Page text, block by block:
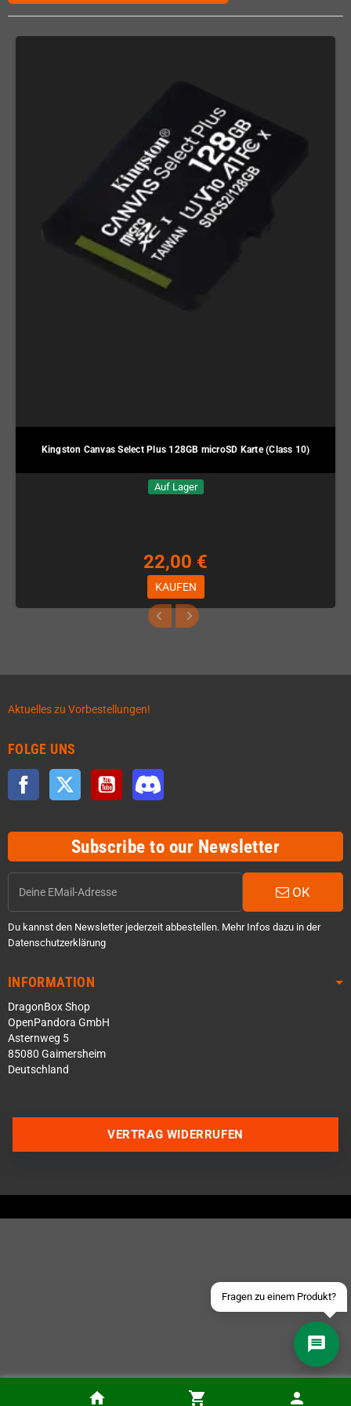
Kingston Canvas Select Plus 128GB microSD Karte (Class 10)
Auf Lager
22,00 €
KAUFEN
Aktuelles zu Vorbestellungen!
FOLGE UNS
Facebook Twitter YouTube
Subscribe to our Newsletter
OK
Du kannst den Newsletter jederzeit abbestellen. Mehr Infos dazu in der
Datenschutzerklärung
INFORMATION
DragonBox Shop
OpenPandora GmbH
Asternweg 5
85080 Gaimersheim
Deutschland
Fragen zu einem Produkt?
Schick uns eine eMail
VERTRAG WIDERRUFEN